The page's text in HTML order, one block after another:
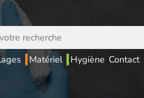
Entrer
votre
recherche
Matériel Hygiène Contact